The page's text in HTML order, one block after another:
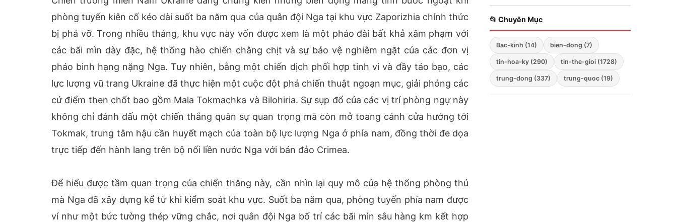
phòng tuyến kiên cố kéo dài suốt ba năm qua của quân đội Nga tại khu vực Zaporizhia chính thức
bị phá vỡ. Trong nhiều tháng, khu vực này vốn được xem là một pháo đài bất khả xâm phạm với
các bãi mìn dày đặc, hệ thống hào chiến chằng chịt và sự bảo vệ nghiêm ngặt của các đơn vị
pháo binh hạng nặng Nga. Tuy nhiên, bằng một chiến dịch phối hợp tinh vi và đầy táo bạo, các
lực lượng vũ trang Ukraine đã thực hiện một cuộc đột phá chiến thuật ngoạn mục, giải phóng các
cứ điểm then chốt bao gồm Mala Tokmachka và Bilohiria. Sự sụp đổ của các vị trí phòng ngự này
không chỉ đánh dấu một chiến thắng quân sự quan trọng mà còn mở toang cánh cửa hướng tới
Tokmak, trung tâm hậu cần huyết mạch của toàn bộ lực lượng Nga ở phía nam, đồng thời đe dọa
trực tiếp đến hành lang trên bộ nối liền nước Nga với bán đảo Crimea.
Để hiểu được tầm quan trọng của chiến thắng này, cần nhìn lại quy mô của hệ thống phòng thủ
mà Nga đã xây dựng kể từ khi kiểm soát khu vực. Suốt ba năm qua, phòng tuyến phía nam được
ví như một bức tường thép vững chắc, nơi quân đội Nga bố trí các bãi mìn sâu hàng km kết hợp
Zelensky bất ngờ cảnh
hạm Mỹ tiến vào Biển
Đông; Washington
triển khai chiến lược
ba mũi nhọn
📂 Chuyên Mục
Bac-kinh (14) bien-dong (7)
tin-hoa-ky (290) tin-the-gioi (1728)
trung-dong (337) trung-quoc (19)